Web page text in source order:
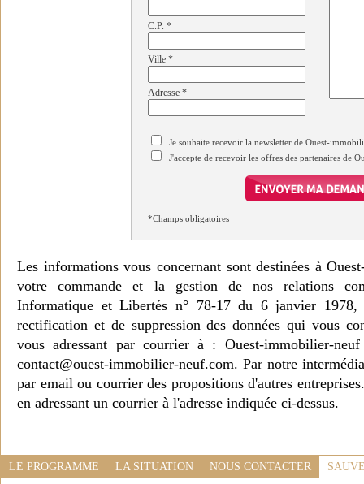
C.P. *
Ville *
Adresse *
Je souhaite recevoir la newsletter de Ouest-
J'accepte de recevoir les offres des partenaires de
*Champs obligatoires
Les informations vous concernant sont destinées à
votre commande et la gestion de nos relations
Informatique et Libertés n° 78-17 du 6 janvier 1978,
rectification et de suppression des données qui vous
vous adressant par courrier à : Ouest-immobilier-
contact@ouest-immobilier-neuf.com. Par notre
par email ou courrier des propositions d'autres
en adressant un courrier à l'adresse indiquée ci-dessus.
LE PROGRAMME LA SITUATION NOUS CONTACTER